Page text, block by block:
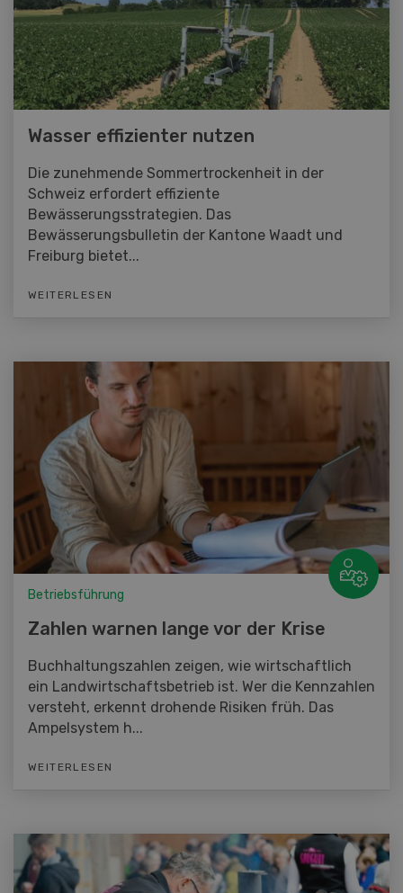
Wasser effizienter nutzen
Die zunehmende Sommertrockenheit in der
Schweiz erfordert effiziente
Bewässerungsstrategien. Das
Bewässerungsbulletin der Kantone Waadt und
Freiburg bietet...
WEITERLESEN
Betriebsführung
Zahlen warnen lange vor der Krise
Buchhaltungszahlen zeigen, wie wirtschaftlich
ein Landwirtschaftsbetrieb ist. Wer die Kennzahlen
versteht, erkennt drohende Risiken früh. Das
Ampelsystem h...
WEITERLESEN